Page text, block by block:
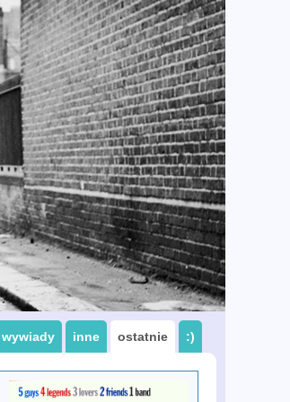
wywiady inne ostatnie :)